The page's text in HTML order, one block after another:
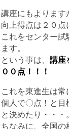
講座にもよります
向上得点は２０点
これをセンター
ます。
という事は、講座
００点！！！
これを東進生は常
個人で〇点！と目
と決めたり・・・。
ちなみに、全国の